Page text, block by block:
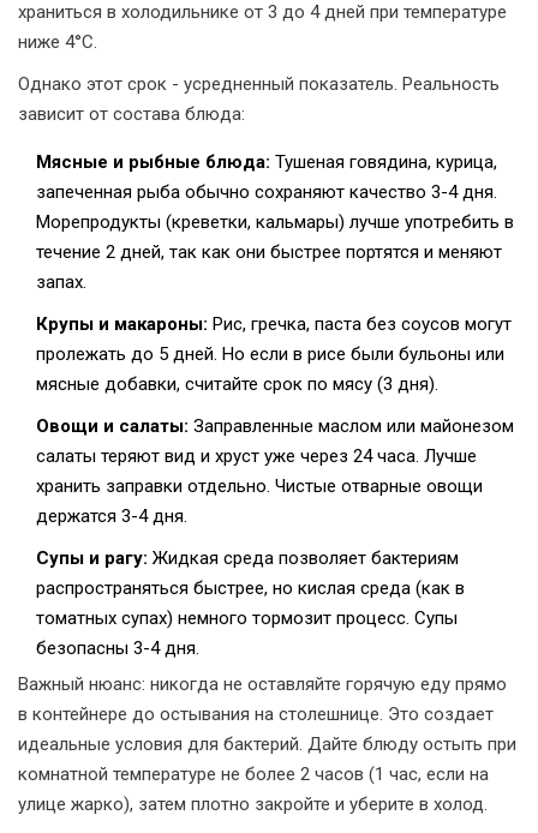
храниться в холодильнике от 3 до 4 дней при температуре
ниже 4°C.
Однако этот срок - усредненный показатель. Реальность
зависит от состава блюда:
Мясные и рыбные блюда: Тушеная говядина, курица,
запеченная рыба обычно сохраняют качество 3-4 дня.
Морепродукты (креветки, кальмары) лучше употребить в
течение 2 дней, так как они быстрее портятся и меняют
запах.
Крупы и макароны: Рис, гречка, паста без соусов могут
пролежать до 5 дней. Но если в рисе были бульоны или
мясные добавки, считайте срок по мясу (3 дня).
Овощи и салаты: Заправленные маслом или майонезом
салаты теряют вид и хруст уже через 24 часа. Лучше
хранить заправки отдельно. Чистые отварные овощи
держатся 3-4 дня.
Супы и рагу: Жидкая среда позволяет бактериям
распространяться быстрее, но кислая среда (как в
томатных супах) немного тормозит процесс. Супы
безопасны 3-4 дня.
Важный нюанс: никогда не оставляйте горячую еду прямо
в контейнере до остывания на столешнице. Это создает
идеальные условия для бактерий. Дайте блюду остыть при
комнатной температуре не более 2 часов (1 час, если на
улице жарко), затем плотно закройте и уберите в холод.